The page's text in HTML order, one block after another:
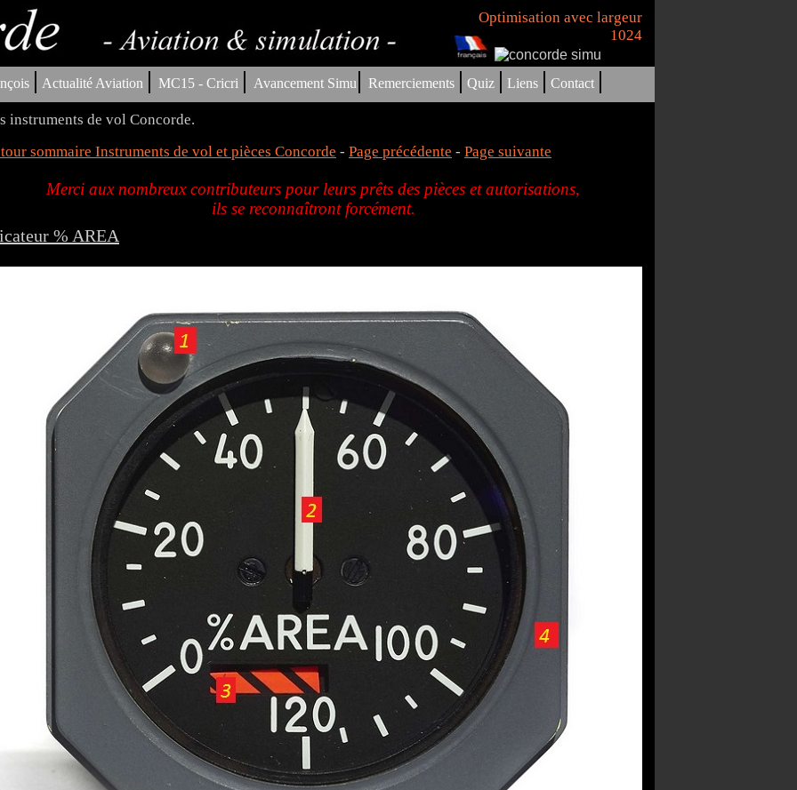
Optimisation avec largeur
1024
| Actualité Aviation | MC15 - Cricri | Avancement Simu| Remerciements | Quiz | Liens | Contact |
instruments de vol Concorde.
sommaire Instruments de vol et pièces Concorde - Page précédente - Page suivante
Merci aux nombreux contributeurs pour leurs prêts des pièces et autorisations,
ils se reconnaîtront forcément.
% AREA